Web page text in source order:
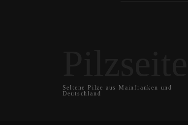
Seltene Pilze aus Mainfranken und
Deutschland